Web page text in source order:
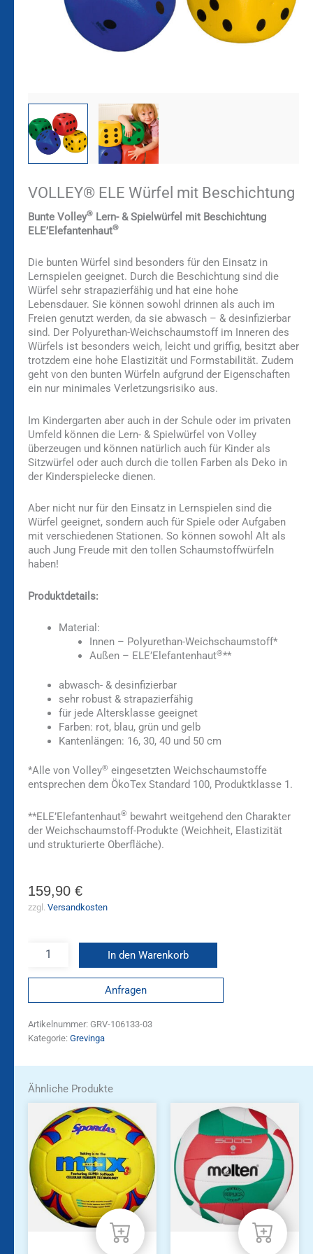
VOLLEY® ELE Würfel mit Beschichtung
Bunte Volley® Lern- & Spielwürfel mit Beschichtung
ELE’Elefantenhaut®
Die bunten Würfel sind besonders für den Einsatz in
Lernspielen geeignet. Durch die Beschichtung sind die
Würfel sehr strapazierfähig und hat eine hohe
Lebensdauer. Sie können sowohl drinnen als auch im
Freien genutzt werden, da sie abwasch – & desinfizierbar
sind. Der Polyurethan-Weichschaumstoff im Inneren des
Würfels ist besonders weich, leicht und griffig, besitzt aber
trotzdem eine hohe Elastizität und Formstabilität. Zudem
geht von den bunten Würfeln aufgrund der Eigenschaften
ein nur minimales Verletzungsrisiko aus.
Im Kindergarten aber auch in der Schule oder im privaten
Umfeld können die Lern- & Spielwürfel von Volley
überzeugen und können natürlich auch für Kinder als
Sitzwürfel oder auch durch die tollen Farben als Deko in
der Kinderspielecke dienen.
Aber nicht nur für den Einsatz in Lernspielen sind die
Würfel geeignet, sondern auch für Spiele oder Aufgaben
mit verschiedenen Stationen. So können sowohl Alt als
auch Jung Freude mit den tollen Schaumstoffwürfeln
haben!
Produktdetails:
Material:
Innen – Polyurethan-Weichschaumstoff*
Außen – ELE’Elefantenhaut®**
abwasch- & desinfizierbar
sehr robust & strapazierfähig
für jede Altersklasse geeignet
Farben: rot, blau, grün und gelb
Kantenlängen: 16, 30, 40 und 50 cm
*Alle von Volley® eingesetzten Weichschaumstoffe
entsprechen dem ÖkoTex Standard 100, Produktklasse 1.
**ELE’Elefantenhaut® bewahrt weitgehend den Charakter
der Weichschaumstoff-Produkte (Weichheit, Elastizität
und strukturierte Oberfläche).
159,90 €
zzgl. Versandkosten
In den Warenkorb
Anfragen
Artikelnummer: GRV-106133-03
Kategorie: Grevinga
Ähnliche Produkte